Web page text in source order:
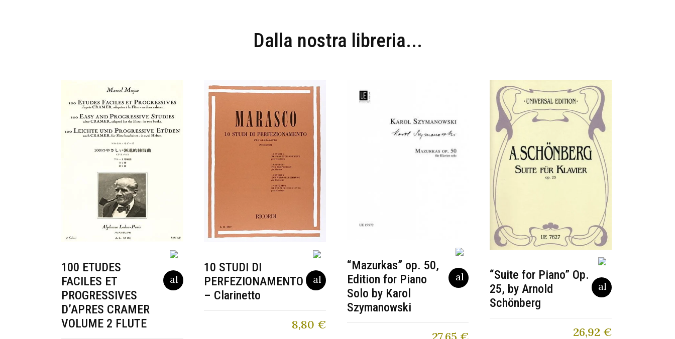
Dalla nostra libreria...
100 ETUDES
FACILES ET
PROGRESSIVES
D’APRES CRAMER
VOLUME 2 FLUTE
10 STUDI DI
PERFEZIONAMENTO
– Clarinetto
8,80 €
“Mazurkas” op. 50,
Edition for Piano
Solo by Karol
Szymanowski
“Suite for Piano” Op.
25, by Arnold
Schönberg
26,92 €